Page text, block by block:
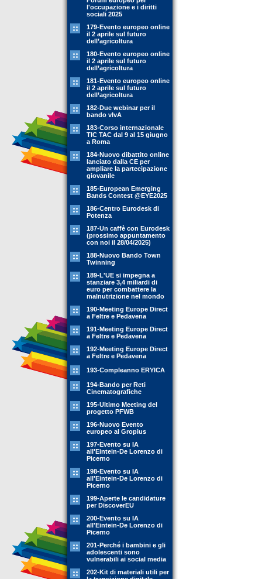
l'occupazione e i diritti
sociali 2025
179-Evento europeo online
il 2 aprile sul futuro
dell’agricoltura
180-Evento europeo online
il 2 aprile sul futuro
dell’agricoltura
181-Evento europeo online
il 2 aprile sul futuro
dell’agricoltura
182-Due webinar per il
bando vIvA
183-Corso internazionale
TIC TAC dal 9 al 15 giugno
a Roma
184-Nuovo dibattito online
lanciato dalla CE per
ampliare la partecipazione
giovanile
185-European Emerging
Bands Contest @EYE2025
186-Centro Eurodesk di
Potenza
187-Un caffè con Eurodesk
(prossimo appuntamento
con noi il 28/04/2025)
188-Nuovo Bando Town
Twinning
189-L'UE si impegna a
stanziare 3,4 miliardi di
euro per combattere la
malnutrizione nel mondo
190-Meeting Europe Direct
a Feltre e Pedavena
191-Meeting Europe Direct
a Feltre e Pedavena
192-Meeting Europe Direct
a Feltre e Pedavena
193-Compleanno ERYICA
194-Bando per Reti
Cinematografiche
195-Ultimo Meeting del
progetto PFWB
196-Nuovo Evento
europeo al Gropius
197-Evento su IA
all'Eintein-De Lorenzo di
Picerno
198-Evento su IA
all'Eintein-De Lorenzo di
Picerno
199-Aperte le candidature
per DiscoverEU
200-Evento su IA
all'Eintein-De Lorenzo di
Picerno
201-Perché i bambini e gli
adolescenti sono
vulnerabili ai social media
202-Kit di materiali utili per